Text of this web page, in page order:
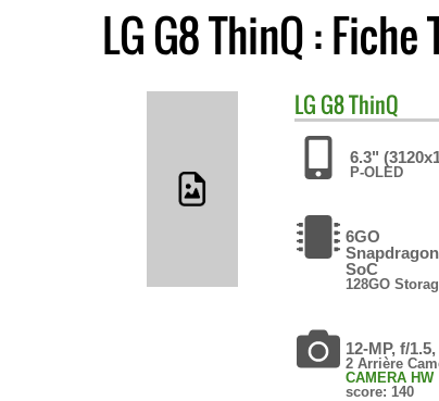
LG G8 ThinQ :
LG G8 ThinQ
6.3"
P-OLED
6GO
SoC
128GO
12-MP, f/
2 Arrière
CAMERA HW
score: 140